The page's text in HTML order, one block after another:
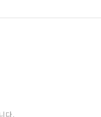
다.